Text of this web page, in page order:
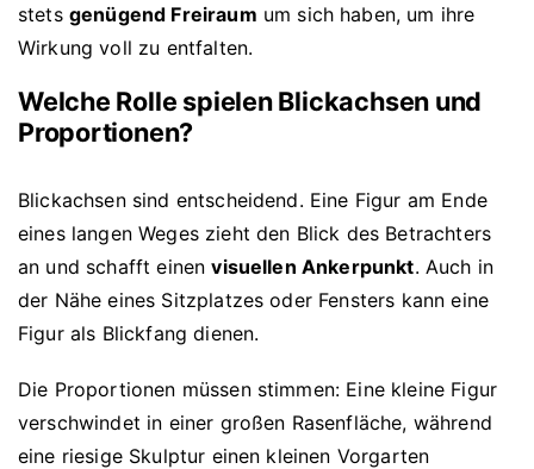
stets genügend Freiraum um sich haben, um ihre
Wirkung voll zu entfalten.
Welche Rolle spielen Blickachsen und
Proportionen?
Blickachsen sind entscheidend. Eine Figur am Ende
eines langen Weges zieht den Blick des Betrachters
an und schafft einenvisuellen Ankerpunkt. Auch in
der Nähe eines Sitzplatzes oder Fensters kann eine
Figur als Blickfang dienen.
Die Proportionen müssen stimmen: Eine kleine Figur
verschwindet in einer großen Rasenfläche, während
eine riesige Skulptur einen kleinen Vorgarten